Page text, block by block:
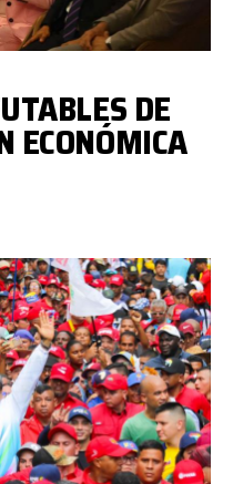
DE
ECONÓMICA